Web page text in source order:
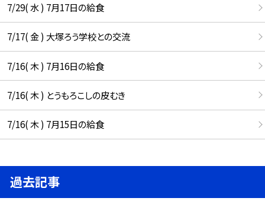
7/29( 水 ) 7月17日の給食
7/17( 金 ) 大塚ろう学校との交流
7/16( 木 ) 7月16日の給食
7/16( 木 ) とうもろこしの皮むき
7/16( 木 ) 7月15日の給食
過去記事